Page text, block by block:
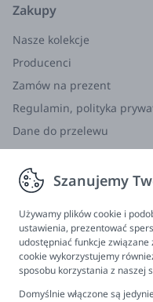
Zakupy
Nasze kolekcje
Producenci
Zamów na prezent
Regulamin, polityka
Dane do przelewu
Zwroty, wymiana,
Informacje
Program lojalnościowy
FAQ - najczęściej
Newsletter
Szanujemy
Używamy plików cookie i
ustawienia, prezentować
udostępniać funkcje związane
cookie wykorzystujemy
sposobu korzystania z naszej
Domyślnie włączone są